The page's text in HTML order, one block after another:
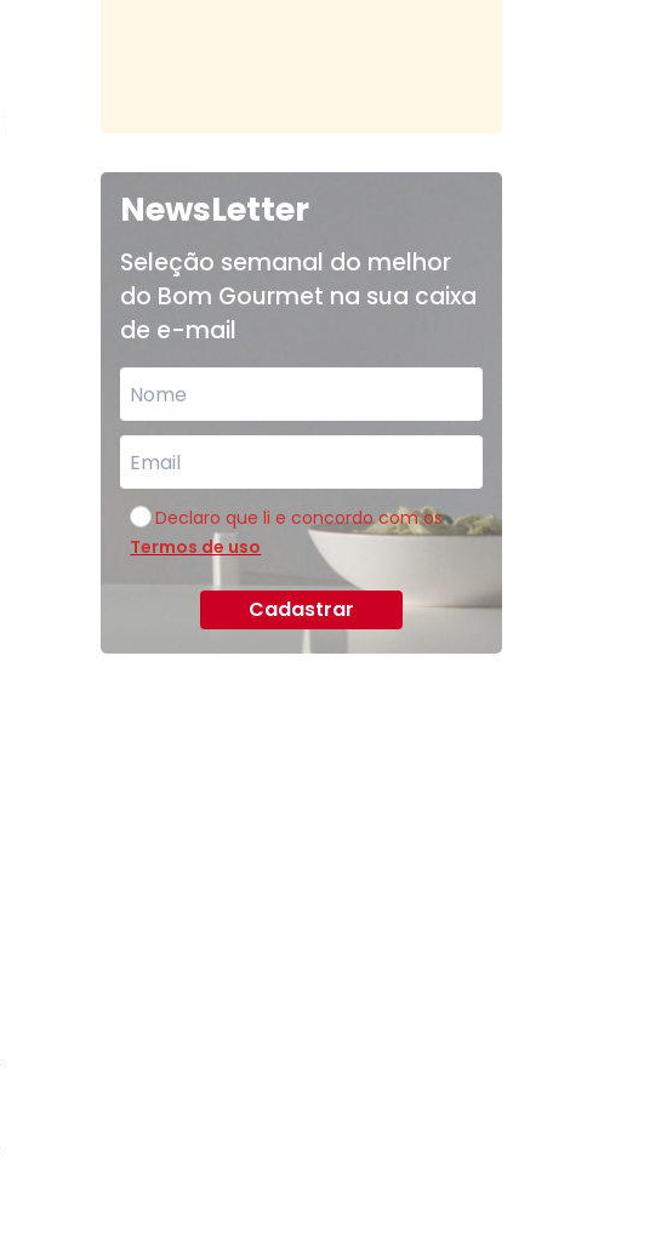
NewsLetter
Seleção semanal do melhor
do Bom Gourmet na sua caixa
de e-mail
Declaro que li e concordo com os
Termos de uso
Cadastrar